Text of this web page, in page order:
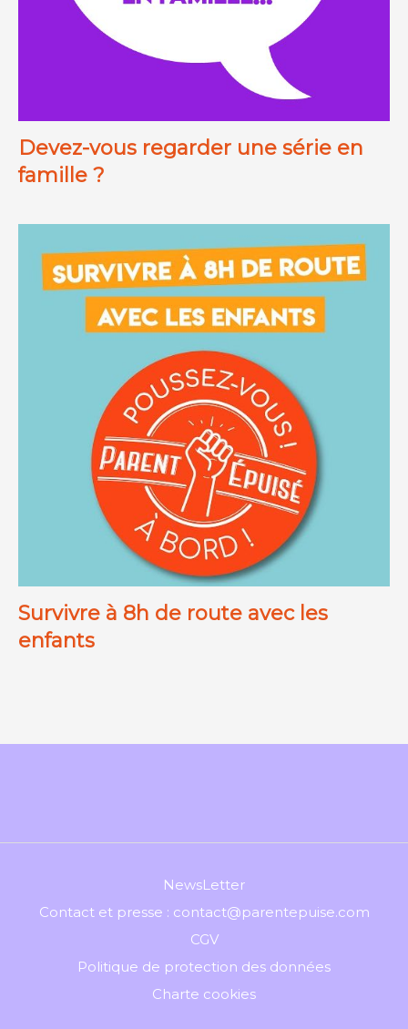
Devez-vous regarder une série en
famille ?
Survivre à 8h de route avec les
enfants
NewsLetter
Contact et presse : contact@parentepuise.com
CGV
Politique de protection des données
Charte cookies